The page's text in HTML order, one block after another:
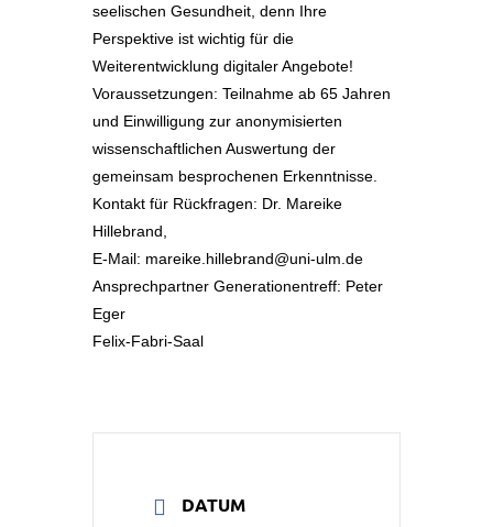
seelischen Gesundheit, denn Ihre
Perspektive ist wichtig für die
Weiterentwicklung digitaler Angebote!
Voraussetzungen: Teilnahme ab 65 Jahren
und Einwilligung zur anonymisierten
wissenschaftlichen Auswertung der
gemeinsam besprochenen Erkenntnisse.
Kontakt für Rückfragen: Dr. Mareike
Hillebrand,
E-Mail: mareike.hillebrand@uni-ulm.de
Ansprechpartner Generationentreff: Peter
Eger
Felix-Fabri-Saal
DATUM